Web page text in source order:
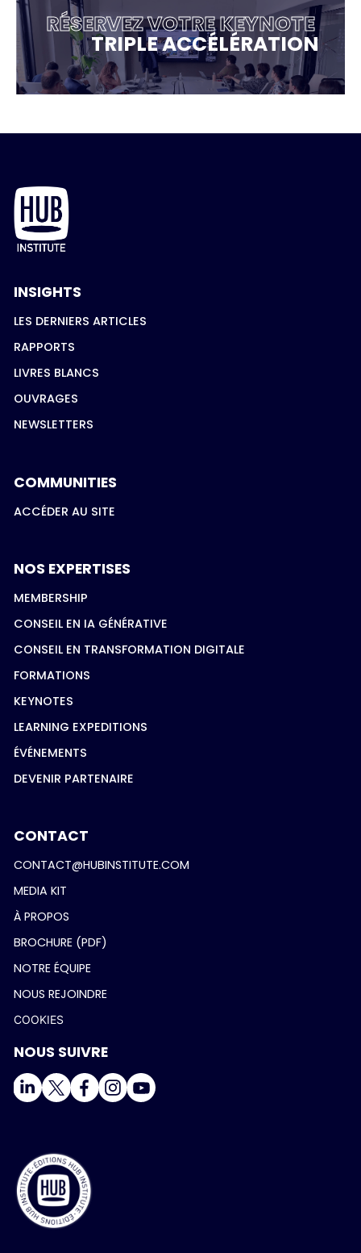
RÉSERVEZ VOTRE KEYNOTE
TRIPLE ACCÉLÉRATION
INSIGHTS
LES DERNIERS ARTICLES
RAPPORTS
LIVRES BLANCS
OUVRAGES
NEWSLETTERS
COMMUNITIES
ACCÉDER AU SITE
NOS EXPERTISES
MEMBERSHIP
CONSEIL EN IA GÉNÉRATIVE
CONSEIL EN TRANSFORMATION DIGITALE
FORMATIONS
KEYNOTES
LEARNING EXPEDITIONS
ÉVÉNEMENTS
DEVENIR PARTENAIRE
CONTACT
CONTACT@HUBINSTITUTE.COM
MEDIA KIT
À PROPOS
BROCHURE (PDF)
NOTRE ÉQUIPE
NOUS REJOINDRE
COOKIES
NOUS SUIVRE